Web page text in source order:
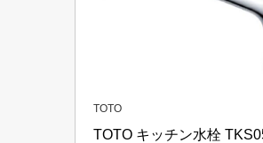
TOTO
TOTO キッチン水栓